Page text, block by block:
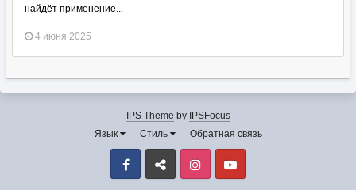
найдёт применение...
4 июня 2025
IPS Theme by IPSFocus
Язык
Стиль Обратная связь
Facebook VK Instagram